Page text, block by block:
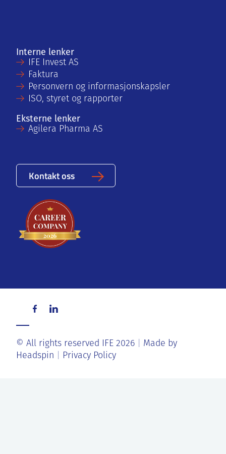
Interne lenker
IFE Invest AS
Faktura
Personvern og informasjonskapsler
ISO, styret og rapporter
Eksterne lenker
Agilera Pharma AS
Kontakt oss
© All rights reserved IFE 2026
Made by
Headspin
Privacy Policy